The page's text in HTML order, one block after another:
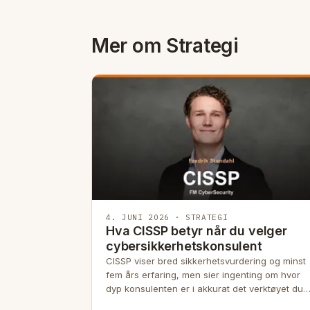
Mer om Strategi
4. JUNI 2026 · STRATEGI
Hva CISSP betyr når du velger
cybersikkerhetskonsulent
CISSP viser bred sikkerhetsvurdering og minst
fem års erfaring, men sier ingenting om hvor
dyp konsulenten er i akkurat det verktøyet du